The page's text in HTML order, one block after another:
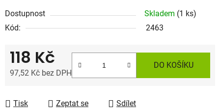
Dostupnost Skladem (1 ks)
Kód:
2463
118 Kč
97,52 Kč bez DPH
DO KOŠÍKU
Tisk Zeptat se Sdílet